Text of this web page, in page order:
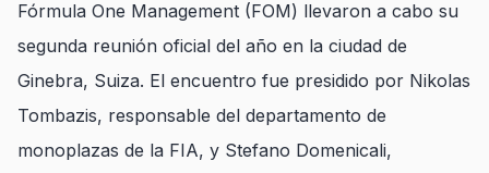
Fórmula One Management (FOM) llevaron a cabo su
segunda reunión oficial del año en la ciudad de
Ginebra, Suiza. El encuentro fue presidido por Nikolas
Tombazis, responsable del departamento de
monoplazas de la FIA, y Stefano Domenicali,